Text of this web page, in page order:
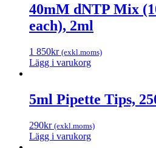
40mM dNTP Mix
each), 2ml
1 850kr (exkl.moms)
Lägg i varukorg
5ml Pipette Tips,
290kr (exkl.moms)
Lägg i varukorg